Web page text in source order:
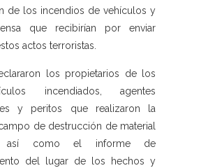
de los incendios de vehículos y
que recibirían por enviar
actos terroristas.
los propietarios de los
incendiados, agentes
y peritos que realizaron la
de destrucción de material
así como el informe de
del lugar de los hechos y